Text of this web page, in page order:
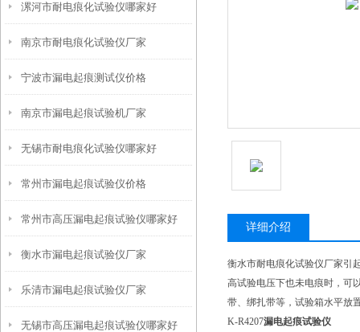
漯河市耐电痕化试验仪哪家好
南京市耐电痕化试验仪厂家
宁波市漏电起痕测试仪价格
南京市漏电起痕试验机厂家
无锡市耐电痕化试验仪哪家好
常州市漏电起痕试验仪价格
常州市高压漏电起痕试验仪哪家好
衡水市漏电起痕试验仪厂家
乐清市漏电起痕试验仪厂家
无锡市高压漏电起痕试验仪哪家好
详细介绍
衡水市耐电痕化试验仪厂家引
高试验电压下也未电痕时，可
带、绑扎带等，试验箱水平放
K-R4207漏电起痕试验仪